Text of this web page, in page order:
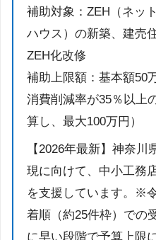
補助対象：ZEH（ネッ
ハウス）の新築、建売
ZEH化改修
補助上限額：基本額50
消費削減率が35％以上
算し、最大100万円）
【2026年最新】神奈
現に向けて、中小工務
を支援しています。※
着順（約25件枠）での
に早い段階で予算上限